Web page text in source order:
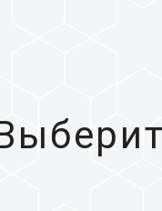
однажды
на импорт
низкой
SSD на 8